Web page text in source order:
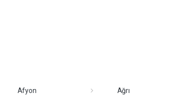
Afyon
Ağrı